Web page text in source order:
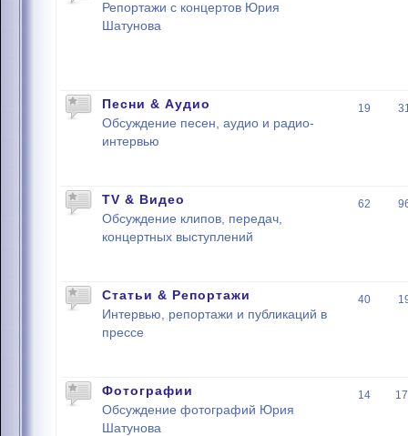
Репортажи с концертов Юрия
Шатунова
Песни & Аудио
Обсуждение песен, аудио и радио-
интервью
19
TV & Видео
Обсуждение клипов, передач,
концертных выступлений
62
Статьи & Репортажи
Интервью, репортажи и публикаций в
прессе
40
Фотографии
Обсуждение фотографий Юрия
Шатунова
14